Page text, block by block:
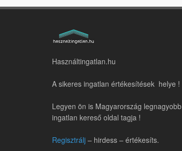
Használtingatlan.hu
A sikeres ingatlan értékesítések helye !
Legyen ön is Magyarország legnagyobb
ingatlan kereső oldal tagja !
Regisztrálj – hirdess – értékesíts.